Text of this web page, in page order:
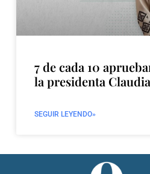
7 de cada 10
la presidenta
SEGUIR LEYENDO»